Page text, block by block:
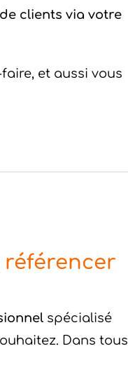
clients via votre
et aussi vous
spécialisé
Dans tous